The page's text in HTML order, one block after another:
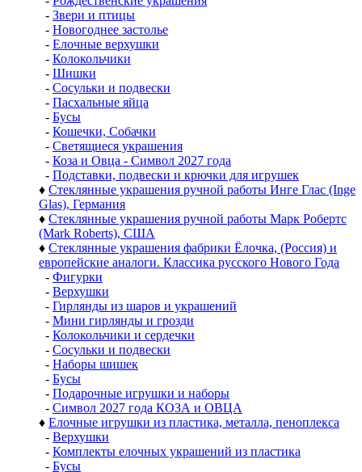
- Звери и птицы
- Новогоднее застолье
- Елочные верхушки
- Колокольчики
- Шишки
- Сосульки и подвески
- Пасхальные яйца
- Бусы
- Кошечки, Собачки
- Светящиеся украшения
- Коза и Овца - Символ 2027 года
- Подставки, подвески и крючки для игрушек
♦ Стеклянные украшения ручной работы Инге Глас (Inge
Glas), Германия
♦ Стеклянные украшения ручной работы Марк Робертс
(Mark Roberts), США
♦ Стеклянные украшения фабрики Ёлочка, (Россия) и
европейские аналоги. Классика русского Нового Года
- Фигурки
- Верхушки
- Гирлянды из шаров и украшений
- Мини гирлянды и грозди
- Колокольчики и сердечки
- Сосульки и подвески
- Наборы шишек
- Бусы
- Подарочные игрушки и наборы
- Символ 2027 года КОЗА и ОВЦА
♦ Елочные игрушки из пластика, металла, пеноплекса
- Верхушки
- Комплекты елочных украшений из пластика
- Бусы